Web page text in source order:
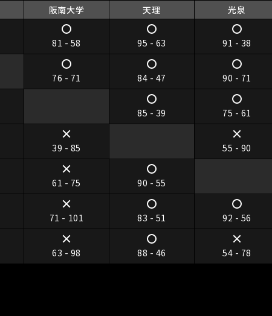
阪南大学 天理 光泉
81 - 58 95 - 63 91 - 38
76 - 71 84 - 47 90 - 71
85 - 39 75 - 61
39 - 85 55 - 90
61 - 75 90 - 55
71 - 101 83 - 51 92 - 56
63 - 98 88 - 46 54 - 78